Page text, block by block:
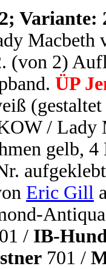
Variante:
Macbeth
(von 2)
ÜP
/ Lady
gelb,
Eric Gill
/ IB-
701 /